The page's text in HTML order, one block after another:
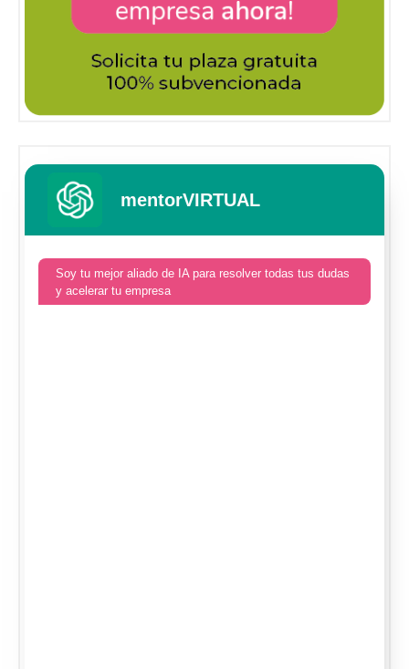
mentorVIRTUAL
Soy tu mejor aliado de IA para resolver todas tus dudas
y acelerar tu empresa